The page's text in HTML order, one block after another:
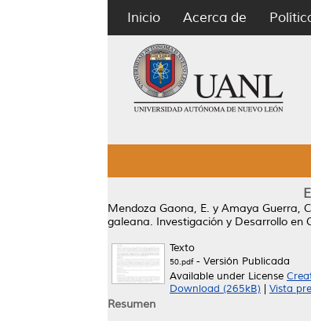
Inicio Acerca de
Mendoza Gaona, E. y Amaya Guerra,
galeana. Investigación y Desarrollo en
Texto
50.pdf- Versión Publicada
Available under License
Download (265kB)
Vista
Resumen